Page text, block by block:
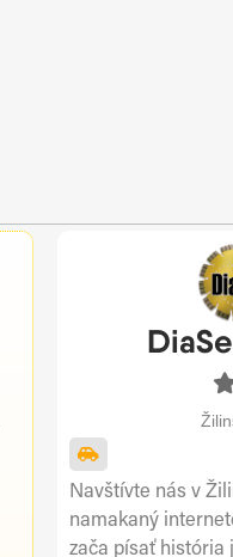
Navštívte nás v
namakaný
zača písať história